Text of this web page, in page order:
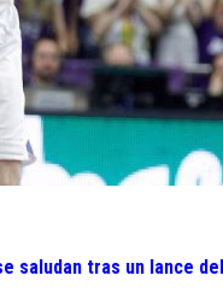
saludan tras un lance